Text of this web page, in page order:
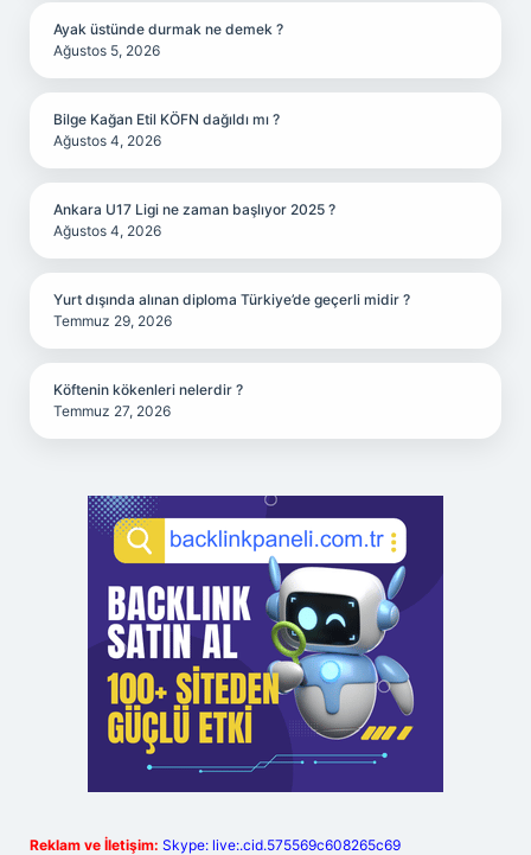
Ayak üstünde durmak ne demek ?
Ağustos 5, 2026
Bilge Kağan Etil KÖFN dağıldı mı ?
Ağustos 4, 2026
Ankara U17 Ligi ne zaman başlıyor 2025 ?
Ağustos 4, 2026
Yurt dışında alınan diploma Türkiye’de geçerli midir ?
Temmuz 29, 2026
Köftenin kökenleri nelerdir ?
Temmuz 27, 2026
Reklam ve İletişim: Skype: live:.cid.575569c608265c69